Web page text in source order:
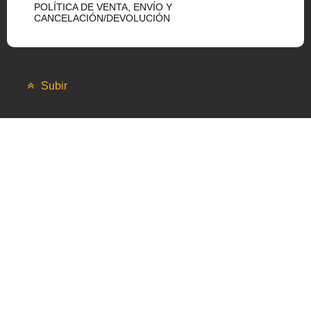
POLÍTICA DE VENTA, ENVÍO Y
CANCELACIÓN/DEVOLUCIÓN
Subir